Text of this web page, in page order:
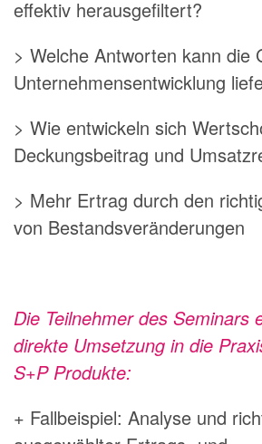
effektiv herausgefiltert?
> Welche Antworten kann die
Unternehmensentwicklung
> Wie entwickeln sich
Deckungsbeitrag und
> Mehr Ertrag durch den
von Bestandsveränderungen
Die Teilnehmer des Seminars
direkte Umsetzung in die
S+P Produkte:
+ Fallbeispiel: Analyse und